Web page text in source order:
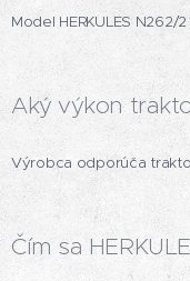
Model HERKULES
Aký výkon
Výrobca odporúča
Čím sa